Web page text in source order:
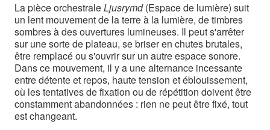
La pièce orchestraleLjusrymd(Espace de lumière) suit
un lent mouvement de la terre à la lumière, de timbres
sombres à des ouvertures lumineuses. Il peut s'arrêter
sur une sorte de plateau, se briser en chutes brutales,
être remplacé ou s'ouvrir sur un autre espace sonore.
Dans ce mouvement, il y a une alternance incessante
entre détente et repos, haute tension et éblouissement,
où les tentatives de fixation ou de répétition doivent être
constamment abandonnées : rien ne peut être fixé, tout
est changeant.